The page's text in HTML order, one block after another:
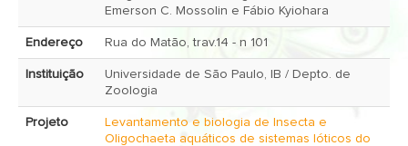
Emerson C. Mossolin e Fábio Kyiohara
Endereço Rua do Matão, trav.14 - n 101
Instituição
Universidade de São Paulo, IB / Depto. de
Zoologia
Projeto
Levantamento e biologia de Insecta e
Oligochaeta aquáticos de sistemas lóticos do